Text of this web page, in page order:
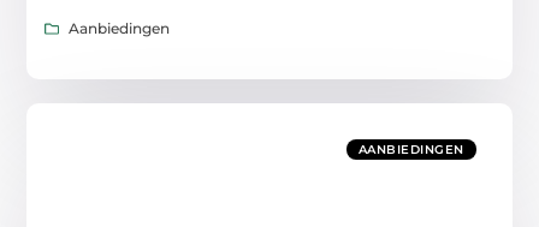
Aanbiedingen
AANBIEDINGEN